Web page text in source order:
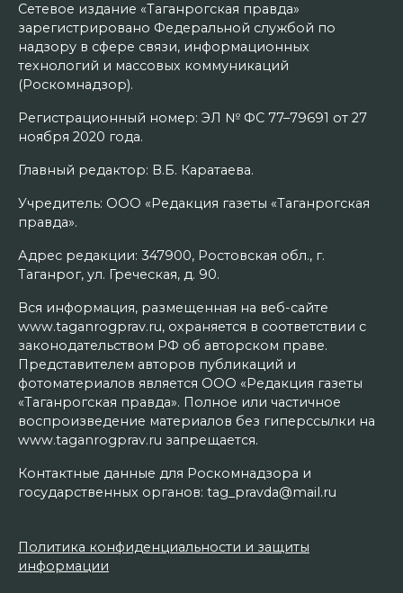
Сетевое издание «Таганрогская правда»
зарегистрировано Федеральной службой по
надзору в сфере связи, информационных
технологий и массовых коммуникаций
(Роскомнадзор).
Регистрационный номер: ЭЛ № ФС 77–79691 от 27
ноября 2020 года.
Главный редактор: В.Б. Каратаева.
Учредитель: ООО «Редакция газеты «Таганрогская
правда».
Адрес редакции: 347900, Ростовская обл., г.
Таганрог, ул. Греческая, д. 90.
Вся информация, размещенная на веб-сайте
www.taganrogprav.ru, охраняется в соответствии с
законодательством РФ об авторском праве.
Представителем авторов публикаций и
фотоматериалов является ООО «Редакция газеты
«Таганрогская правда». Полное или частичное
воспроизведение материалов без гиперссылки на
www.taganrogprav.ru запрещается.
Контактные данные для Роскомнадзора и
государственных органов: tag_pravda@mail.ru
Политика конфиденциальности и защиты
информации